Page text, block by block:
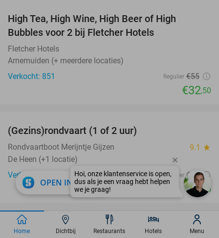
High Tea, High Wine, High Beer of High
Bubbles voor 2 bij Fletcher Hotels
Fletcher Hotels
Arnemuiden (+ meerdere locaties)
Verkocht: 851
Regulier €55
€32,50
(Gezins)rondvaart (1 of 2 uur)
Rondvaartboot Merijntje Gijzen 9.1 star
De Heen (+1 locatie)
Verkocht: 48
Regulier €16
€9,95
27%
Entree voor Avonturenboerderij Molenwaard
OPEN IN APP close
Home Dichtbij Restaurants Hotels Menu